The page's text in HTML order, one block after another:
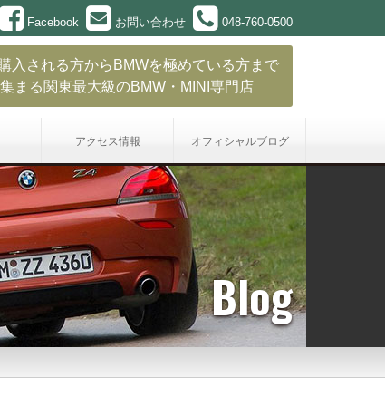
Facebook お問い合わせ 048-760-0500
入される方からBMWを極めている方まで
まる関東最大級のBMW・MINI専門店
アクセス情報 オフィシャルブログ
Blog